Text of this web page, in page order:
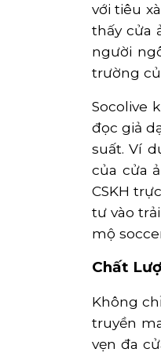
với tiêu
thấy cửa
người
trường
Socolive
đọc giả
suất. Ví
của cửa
CSKH
tư vào
mộ
Chất
Không
truyền
vẹn đa